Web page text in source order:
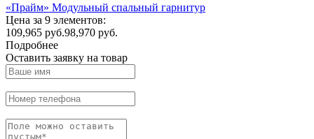
«Прайм» Модульный спальный гарнитур
Цена за 9 элементов:
109,965 руб.98,970 руб.
Подробнее
Оставить заявку на товар